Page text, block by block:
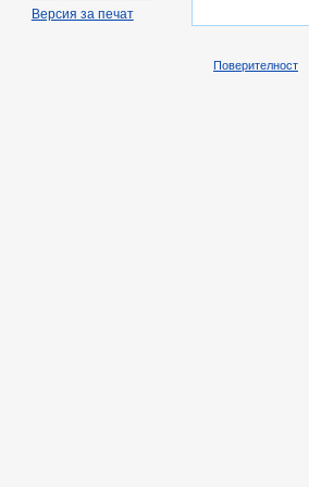
Версия за печат
Поверителност